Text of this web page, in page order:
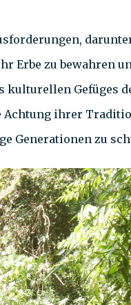
Erbe zu bewahren
Gefüges
ihrer
Generationen zu